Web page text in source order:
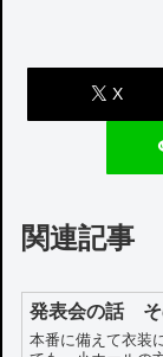
X
関連記事
発表会の話 そ
本番に備えて衣装